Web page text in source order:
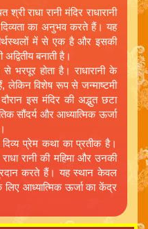
श्री राधा रानी मंदिर राधारानी
का अनुभव करते हैं। यह
में से एक है और इसकी
बनाती है।
भरपूर होता है। राधारानी के
लेकिन विशेष रूप से जन्माष्टमी
इस मंदिर की अद्भुत छटा
सौंदर्य और आध्यात्मिक ऊर्जा
दिव्य प्रेम कथा का प्रतीक है।
रानी की महिमा और उनकी
करते हैं। यह स्थान केवल
लिए आध्यात्मिक ऊर्जा का केंद्र